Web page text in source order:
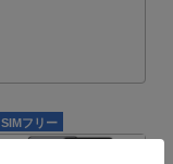
SIMフリー